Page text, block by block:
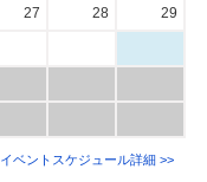
27 28 29
イベントスケジュール詳細 >>